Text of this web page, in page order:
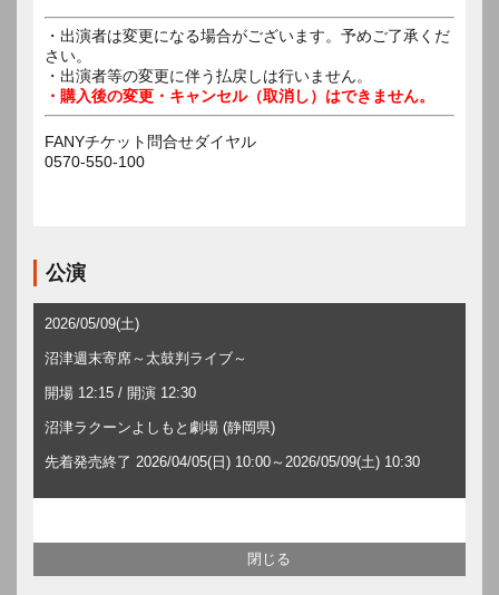
・出演者は変更になる場合がございます。予めご了承くだ
さい。
・出演者等の変更に伴う払戻しは行いません。
・購入後の変更・キャンセル（取消し）はできません。
FANYチケット問合せダイヤル
0570-550-100
公演
2026/05/09(土)
沼津週末寄席～太鼓判ライブ～
開場 12:15 / 開演 12:30
沼津ラクーンよしもと劇場 (静岡県)
先着発売終了 2026/04/05(日) 10:00～2026/05/09(土) 10:30